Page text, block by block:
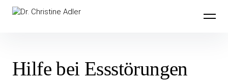
Inhalte
überspringen
Dr. Christine Adler
Hilfe bei Essstörungen